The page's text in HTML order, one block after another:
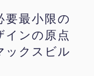
要最小限の
インの原点
ックスビル